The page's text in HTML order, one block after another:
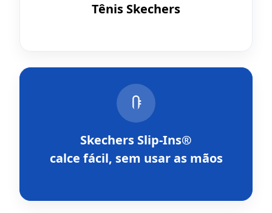
Tênis Skechers
Skechers Slip-Ins®
calce fácil, sem usar as mãos